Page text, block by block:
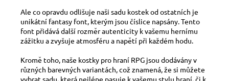
Ale co opravdu odlišuje naši sadu kostek od ostatních je
unikátní fantasy font, kterým jsou číslice napsány. Tento
font přidává další rozměr autenticity k vašemu hernímu
zážitku a zvyšuje atmosféru a napětí při každém hodu.
Kromě toho, naše kostky pro hraní RPG jsou dodávány v
různých barevných variantách, což znamená, že si můžete
vybrat sadu, která nejlépe pasuje k vašemu stylu hraní, či k